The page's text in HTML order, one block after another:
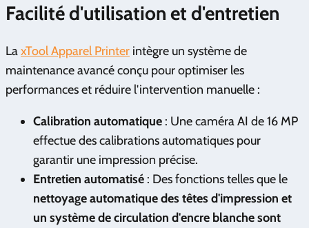
Facilité d'utilisation et d'entretien
LaxTool Apparel Printer intègre un système de
maintenance avancé conçu pour optimiser les
performances et réduire l'intervention manuelle :
Calibration automatique : Une caméra AI de 16 MP
effectue des calibrations automatiques pour
garantir une impression précise.
Entretien automatisé : Des fonctions telles que le
nettoyage automatique des têtes d'impression et
un système de circulation d'encre blanche sont